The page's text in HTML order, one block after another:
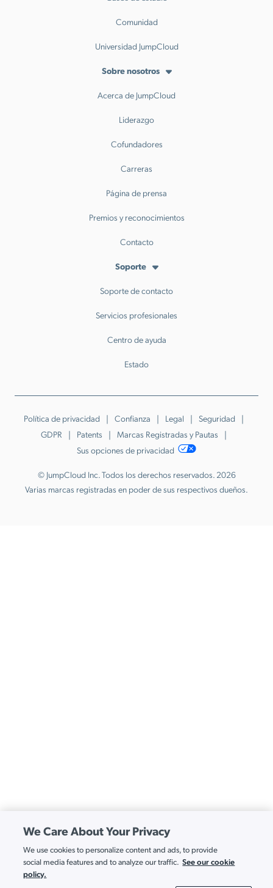
Comunidad
Universidad JumpCloud
Sobre nosotros
Acerca de JumpCloud
Liderazgo
Cofundadores
Carreras
Página de prensa
Premios y reconocimientos
Contacto
Soporte
Soporte de contacto
Servicios profesionales
Centro de ayuda
Estado
Política de privacidad Confianza Legal
Seguridad
GDPR
Patents
Marcas Registradas y Pautas
Sus opciones de privacidad
© JumpCloud Inc. Todos los derechos reservados. 2026
Varias marcas registradas en poder de sus respectivos dueños.
We Care About Your Privacy
We use cookies to personalize content and ads, to provide
social media features and to analyze our traffic. See our cookie
policy.